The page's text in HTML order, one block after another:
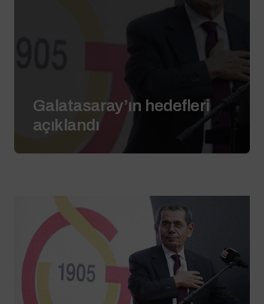
Galatasaray’ın hedefleri
açıklandı